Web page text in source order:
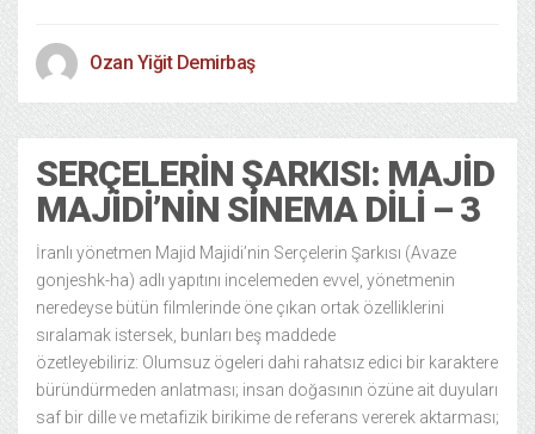
Ozan Yiğit Demirbaş
SERÇELERIN ŞARKISI: MAJID
MAJIDI’NIN SINEMA DILI – 3
İranlı yönetmen Majid Majidi’nin Serçelerin Şarkısı (Avaze
gonjeshk-ha) adlı yapıtını incelemeden evvel, yönetmenin
neredeyse bütün filmlerinde öne çıkan ortak özelliklerini
sıralamak istersek, bunları beş maddede
özetleyebiliriz: Olumsuz ögeleri dahi rahatsız edici bir karaktere
büründürmeden anlatması; insan doğasının özüne ait duyuları
saf bir dille ve metafizik birikime de referans vererek aktarması;